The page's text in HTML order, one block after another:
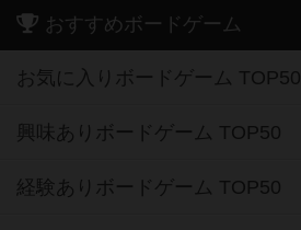
おすすめボードゲーム
お気に入りボードゲーム TOP50
興味ありボードゲーム TOP50
経験ありボードゲーム TOP50